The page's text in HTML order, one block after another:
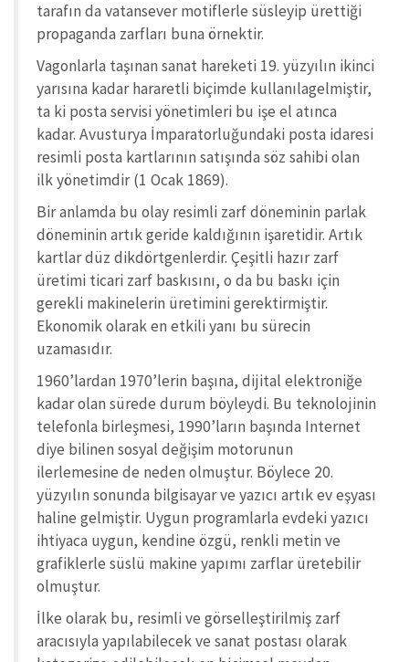
tarafın da vatansever motiflerle süsleyip ürettiği
propaganda zarfları buna örnektir.
Vagonlarla taşınan sanat hareketi 19. yüzyılın ikinci
yarısına kadar hararetli biçimde kullanılagelmiştir,
ta ki posta servisi yönetimleri bu işe el atınca
kadar. Avusturya İmparatorluğundaki posta idaresi
resimli posta kartlarının satışında söz sahibi olan
ilk yönetimdir (1 Ocak 1869).
Bir anlamda bu olay resimli zarf döneminin parlak
döneminin artık geride kaldığının işaretidir. Artık
kartlar düz dikdörtgenlerdir. Çeşitli hazır zarf
üretimi ticari zarf baskısını, o da bu baskı için
gerekli makinelerin üretimini gerektirmiştir.
Ekonomik olarak en etkili yanı bu sürecin
uzamasıdır.
1960’lardan 1970’lerin başına, dijital elektroniğe
kadar olan sürede durum böyleydi. Bu teknolojinin
telefonla birleşmesi, 1990’ların başında Internet
diye bilinen sosyal değişim motorunun
ilerlemesine de neden olmuştur. Böylece 20.
yüzyılın sonunda bilgisayar ve yazıcı artık ev eşyası
haline gelmiştir. Uygun programlarla evdeki yazıcı
ihtiyaca uygun, kendine özgü, renkli metin ve
grafiklerle süslü makine yapımı zarflar üretebilir
olmuştur.
İlke olarak bu, resimli ve görselleştirilmiş zarf
aracısıyla yapılabilecek ve sanat postası olarak